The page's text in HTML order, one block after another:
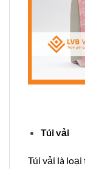
Túi vải
Túi vải là